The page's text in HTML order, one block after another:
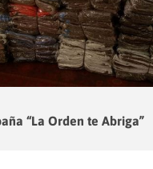
“La Orden te Abriga”